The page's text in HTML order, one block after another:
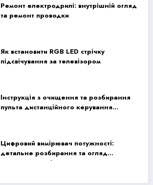
Ремонт електродрилі: внутрішній огляд
та ремонт проводки
Як встановити RGB LED стрічку
підсвічування за телевізором
Інструкція з очищення та розбирання
пульта дистанційного керування
Цифровий вимірювач потужності:
детальне розбирання та огляд
продуктивності